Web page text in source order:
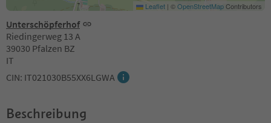
Unterschöpferhof
Riedingerweg 13 A
39030 Pfalzen BZ
IT
CIN: IT021030B55XX6LGWA
Leaflet | ©OpenStreetMapContributors
Beschreibung